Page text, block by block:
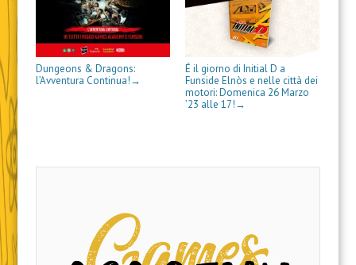
a
)
t
r
a
) t
r
a
e
)
s i
n
e
s
t
r
a
) e
s
t
Dungeons & Dragons:
l’Avventura Continua! →
É il giorno di Initial D a
Funside Elnòs e nelle città dei
motori: Domenica 26 Marzo
’23 alle 17! →